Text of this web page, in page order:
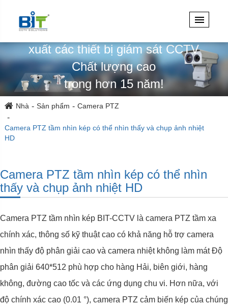
Chuyên thiết kế, kỹ thuật & sản
xuất các thiết bị giám sát CCTV
Chất lượng cao
trong hơn 15 năm!
Nhà Sản phẩm Camera PTZ
Camera PTZ tầm nhìn kép có thể nhìn thấy và chụp ảnh nhiệt
HD
Camera PTZ tầm nhìn kép có thể nhìn
thấy và chụp ảnh nhiệt HD
Camera PTZ tầm nhìn kép BIT-CCTV là camera PTZ tầm xa
chính xác, thông số kỹ thuật cao có khả năng hỗ trợ camera
nhìn thấy độ phân giải cao và camera nhiệt không làm mát Độ
phân giải 640*512 phù hợp cho hàng Hải, biên giới, hàng
không, đường cao tốc và các ứng dụng chu vi. Hơn nữa, với
độ chính xác cao (0.01 °), camera PTZ cảm biến kép của chúng